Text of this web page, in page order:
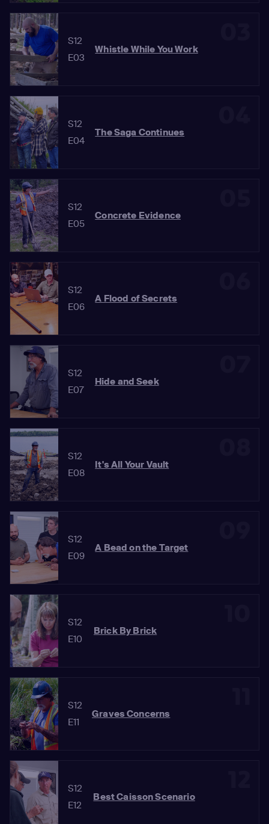
S12
E03
Whistle While You Work
S12
E04
The Saga Continues
S12
E05
Concrete Evidence
S12
E06
A Flood of Secrets
S12
E07
Hide and Seek
S12
E08
It's All Your Vault
S12
E09
A Bead on the Target
S12
E10
Brick By Brick
S12
E11
Graves Concerns
S12
E12
Best Caisson Scenario